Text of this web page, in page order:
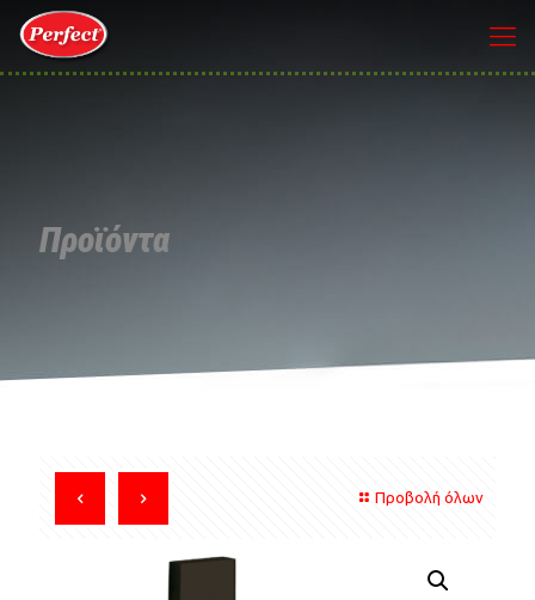
Προϊόντα
Προβολή όλων